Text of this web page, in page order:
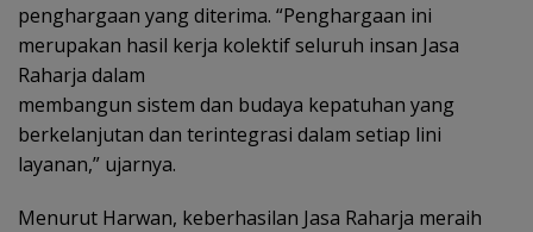
penghargaan yang diterima. “Penghargaan ini
merupakan hasil kerja kolektif seluruh insan Jasa
Raharja dalam
membangun sistem dan budaya kepatuhan yang
berkelanjutan dan terintegrasi dalam setiap lini
layanan,” ujarnya.
Menurut Harwan, keberhasilan Jasa Raharja meraih